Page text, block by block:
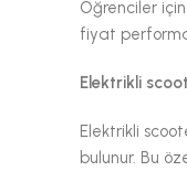
Öğrenciler
fiyat
Elektrikli
Elektrikli
bulunur. Bu